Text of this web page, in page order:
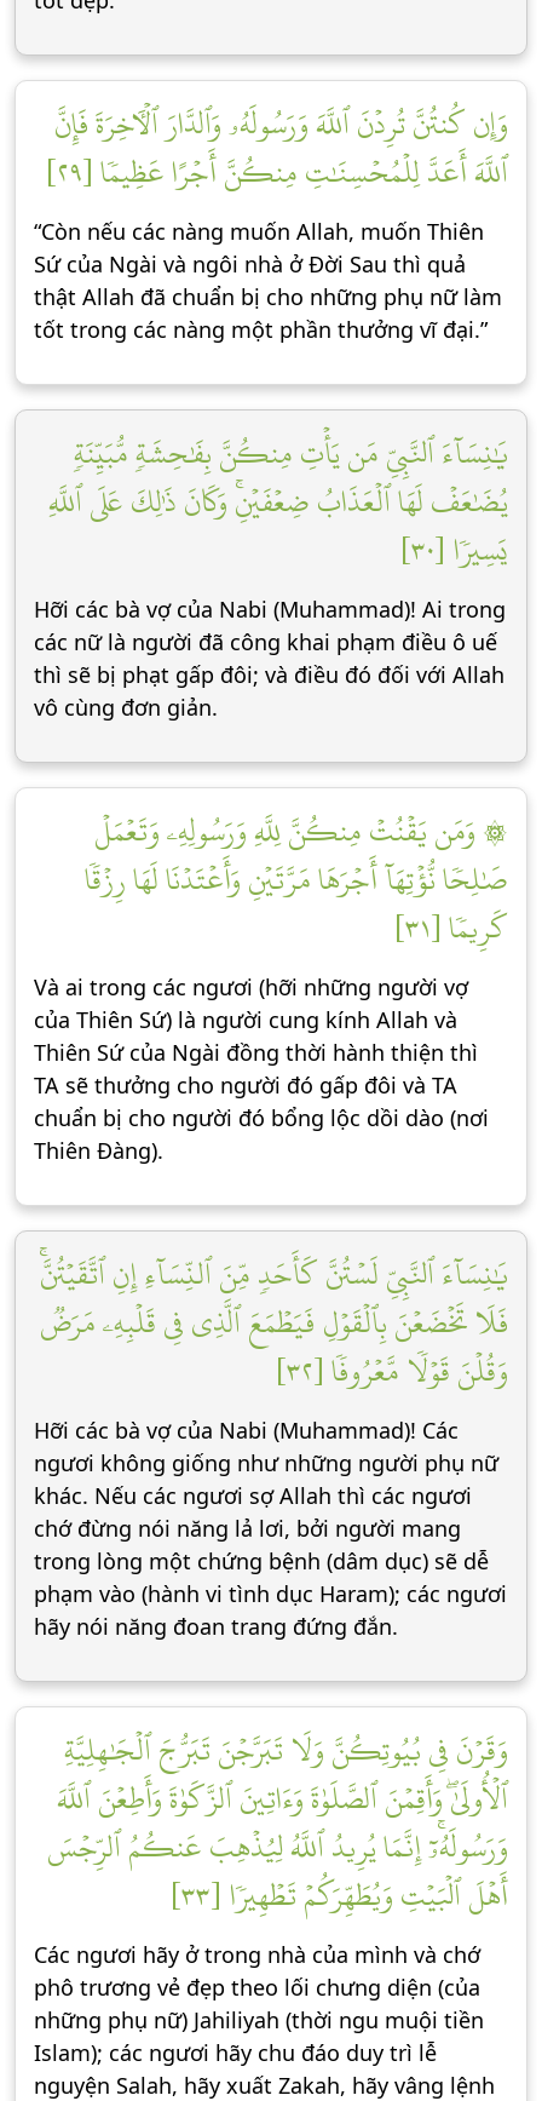
وَإِن كُنتُنَّ تُرِدۡنَ ٱللَّهَ وَرَسُولَهُۥ وَٱلدَّارَ ٱلۡأٓخِرَةَ فَإِنَّ
ٱللَّهَ أَعَدَّ لِلۡمُحۡسِنَٰتِ مِنكُنَّ أَجۡرًا عَظِيمٗا [٢٩]
“Còn nếu các nàng muốn Allah, muốn Thiên
Sứ của Ngài và ngôi nhà ở Đời Sau thì quả
thật Allah đã chuẩn bị cho những phụ nữ làm
tốt trong các nàng một phần thưởng vĩ đại.”
يَٰنِسَآءَ ٱلنَّبِيِّ مَن يَأۡتِ مِنكُنَّ بِفَٰحِشَةٖ مُّبَيِّنَةٖ
يُضَٰعَفۡ لَهَا ٱلۡعَذَابُ ضِعۡفَيۡنِۚ وَكَانَ ذَٰلِكَ عَلَى ٱللَّهِ
يَسِيرٗا [٣٠]
Hỡi các bà vợ của Nabi (Muhammad)! Ai trong
các nữ là người đã công khai phạm điều ô uế
thì sẽ bị phạt gấp đôi; và điều đó đối với Allah
vô cùng đơn giản.
۞ وَمَن يَقۡنُتۡ مِنكُنَّ لِلَّهِ وَرَسُولِهِۦ وَتَعۡمَلۡ
صَٰلِحٗا نُّؤۡتِهَآ أَجۡرَهَا مَرَّتَيۡنِ وَأَعۡتَدۡنَا لَهَا رِزۡقٗا
كَرِيمٗا [٣١]
Và ai trong các ngươi (hỡi những người vợ
của Thiên Sứ) là người cung kính Allah và
Thiên Sứ của Ngài đồng thời hành thiện thì
TA sẽ thưởng cho người đó gấp đôi và TA
chuẩn bị cho người đó bổng lộc dồi dào (nơi
Thiên Đàng).
يَٰنِسَآءَ ٱلنَّبِيِّ لَسۡتُنَّ كَأَحَدٖ مِّنَ ٱلنِّسَآءِ إِنِ ٱتَّقَيۡتُنَّۚ
فَلَا تَخۡضَعۡنَ بِٱلۡقَوۡلِ فَيَطۡمَعَ ٱلَّذِي فِي قَلۡبِهِۦ مَرَضٞ
وَقُلۡنَ قَوۡلٗا مَّعۡرُوفٗا [٣٢]
Hỡi các bà vợ của Nabi (Muhammad)! Các
ngươi không giống như những người phụ nữ
khác. Nếu các ngươi sợ Allah thì các ngươi
chớ đừng nói năng lả lơi, bởi người mang
trong lòng một chứng bệnh (dâm dục) sẽ dễ
phạm vào (hành vi tình dục Haram); các ngươi
hãy nói năng đoan trang đứng đắn.
وَقَرۡنَ فِي بُيُوتِكُنَّ وَلَا تَبَرَّجۡنَ تَبَرُّجَ ٱلۡجَٰهِلِيَّةِ
ٱلۡأُولَىٰۖ وَأَقِمۡنَ ٱلصَّلَوٰةَ وَءَاتِينَ ٱلزَّكَوٰةَ وَأَطِعۡنَ ٱللَّهَ
وَرَسُولَهُۥٓۚ إِنَّمَا يُرِيدُ ٱللَّهُ لِيُذۡهِبَ عَنكُمُ ٱلرِّجۡسَ
أَهۡلَ ٱلۡبَيۡتِ وَيُطَهِّرَكُمۡ تَطۡهِيرٗا [٣٣]
Các ngươi hãy ở trong nhà của mình và chớ
phô trương vẻ đẹp theo lối chưng diện (của
những phụ nữ) Jahiliyah (thời ngu muội tiền
Islam); các ngươi hãy chu đáo duy trì lễ
nguyện Salah, hãy xuất Zakah, hãy vâng lệnh